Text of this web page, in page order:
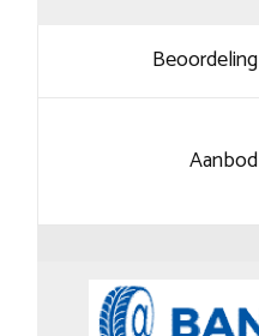
Beoordeling
Aanbod